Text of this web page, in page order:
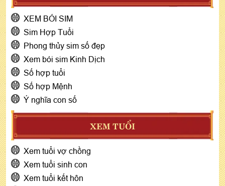
XEM BÓI SIM
Sim Hợp Tuổi
Phong thủy sim số đẹp
Xem bói sim Kinh Dịch
Số hợp tuổi
Số hợp Mệnh
Ý nghĩa con số
XEM TUỔI
Xem tuổi vợ chồng
Xem tuổi sinh con
Xem tuổi kết hôn